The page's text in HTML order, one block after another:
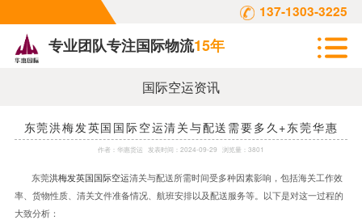
137-1303-3225
专业团队专注国际物流15年
国际空运资讯
东莞洪梅发英国国际空运清关与配送需要多久+东莞华惠
作者：华惠货运 发表时间： 2024-09-29 浏览量：3801
东莞洪梅发英国国际空运清关与配送所需时间受多种因素影响，包括海关工作效
率、货物性质、清关文件准备情况、航班安排以及配送服务等。以下是对这一过程的
大致分析：